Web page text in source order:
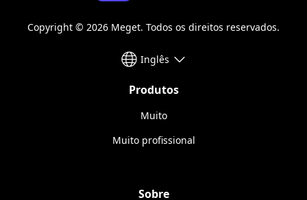
Copyright © 2026 Meget. Todos os direitos reservados.
Inglês
Produtos
Muito
Muito profissional
Sobre